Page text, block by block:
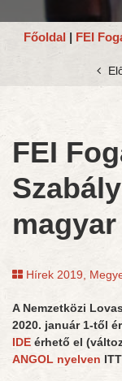
Főoldal | FEI
FEI
Hírek 2019
A Nemzetközi
2020. január 1-től
IDE érhető el
ANGOL nyelven